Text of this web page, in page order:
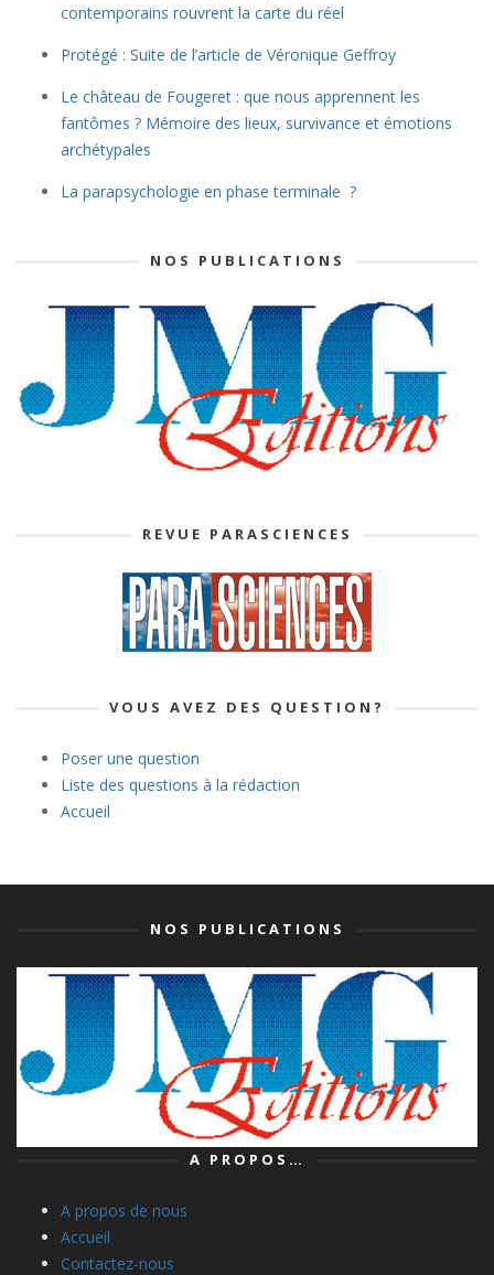
contemporains rouvrent la carte du réel
Protégé : Suite de l’article de Véronique Geffroy
Le château de Fougeret : que nous apprennent les
fantômes ? Mémoire des lieux, survivance et émotions
archétypales
La parapsychologie en phase terminale ?
NOS PUBLICATIONS
REVUE PARASCIENCES
VOUS AVEZ DES QUESTION?
Poser une question
Liste des questions à la rédaction
Accueil
NOS PUBLICATIONS
A PROPOS…
A propos de nous
Accueil
Contactez-nous